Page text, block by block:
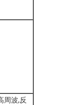
周波,反